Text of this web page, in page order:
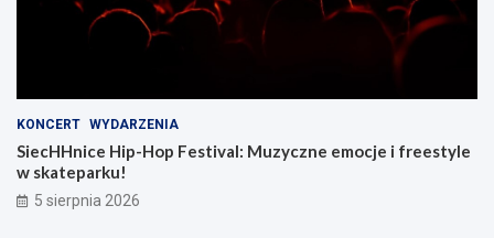
KONCERT WYDARZENIA
SiecHHnice Hip-Hop Festival: Muzyczne emocje i freestyle
w skateparku!
5 sierpnia 2026